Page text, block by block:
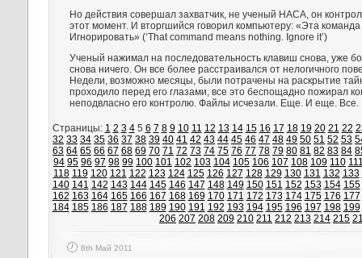
Но действия совершал захватчик, не ученый НАСА, он
этот момент. И вторгшийся говорил компьютеру: «Эта команда
Игнорировать» (‘That command means nothing. Ignore it’)
Ученый нажимал на последовательность клавиш снова, уже
снова ничего. Он все более расстраивался от нелогичного
Недели, возможно месяцы, были потрачены на раскрытие
проходило перед его глазами, все это беспощадно пожирал
неподвласно его контролю. Файлы исчезали. Еще. И еще. Все.
Страницы: 1 2 3 45 6 7 8 9 10 11 12 13 14 15 16 17 18 19 20 21 22
32 33 34 35 36 37 38 39 40 41 42 43 44 45 46 47 48 49 50 51 52 53
63 64 65 66 67 68 69 70 71 72 73 74 75 76 77 78 79 80 81 82 83 84
94 95 96 97 98 99 100 101 102 103 104 105 106 107 108 109 110
118 119 120 121 122 123 124 125 126 127 128 129 130 131 132 133
140 141 142 143 144 145 146 147 148 149 150 151 152 153 154 155
162 163 164 165 166 167 168 169 170 171 172 173 174 175 176 177
184 185 186 187 188 189 190 191 192 193 194 195 196 197 198 199
206 207 208 209 210 211 212 213 214 215
8th Май 2011